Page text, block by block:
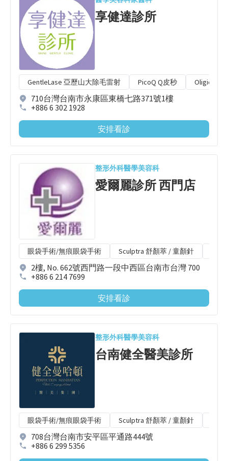
享健達診所
GentleLase 亞歷山大除毛雷射 PicoQ Q皮秒 Oligio 玩
710台灣台南市永康區東橋七路371號1樓
+886 6 302 1928
安排看診
整形外科醫學美容科
愛爾麗診所 西門店
眼袋手術/無痕眼袋手術 Sculptra 舒顏萃 / 童顏針
2樓, No. 662號西門路一段中西區台南市台灣 700
+886 6 214 7699
安排看診
整形外科醫學美容科
台南健全醫美診所
眼袋手術/無痕眼袋手術 Sculptra 舒顏萃 / 童顏針
708台灣台南市安平區平通路444號
+886 6 299 5356